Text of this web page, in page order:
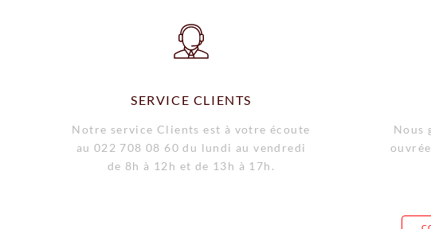
SERVICE CLIENTS
Notre service Clients est à votre écoute
au 022 708 08 60 du lundi au vendredi
de 8h à 12h et de 13h à 17h.
Nous